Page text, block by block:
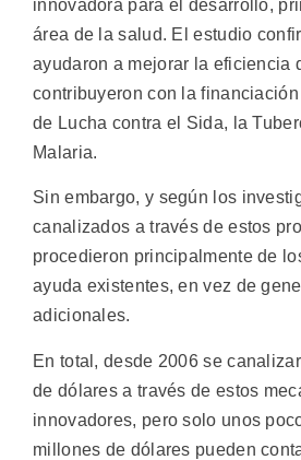
innovadora para el desarrollo,
área de la salud. El estudio
ayudaron a mejorar la eficiencia
contribuyeron con la
de Lucha contra el Sida, la
Malaria.
Sin embargo, y según los
canalizados a través de estos
procedieron principalmente de
ayuda existentes, en vez de
adicionales.
En total, desde 2006 se
de dólares a través de estos
innovadores, pero solo unos
millones de dólares pueden